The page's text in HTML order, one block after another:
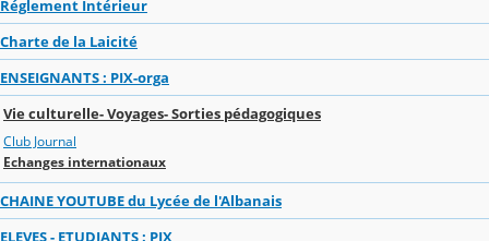
Réglement Intérieur
Charte de la Laicité
ENSEIGNANTS : PIX-orga
Vie culturelle- Voyages- Sorties pédagogiques
Club Journal
Echanges internationaux
CHAINE YOUTUBE du Lycée de l'Albanais
ELEVES - ETUDIANTS : PIX